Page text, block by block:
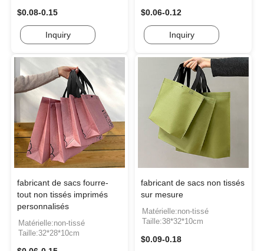
$0.08-0.15
Inquiry
$0.06-0.12
Inquiry
fabricant de sacs fourre-
tout non tissés imprimés
personnalisés
Matérielle:non-tissé
Taille:32*28*10cm
fabricant de sacs non tissés
sur mesure
Matérielle:non-tissé
Taille:38*32*10cm
$0.09-0.18